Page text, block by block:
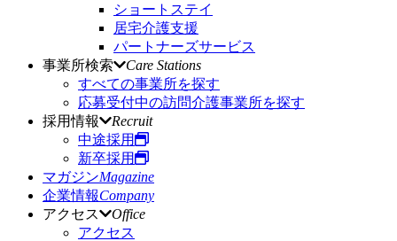
ショートステイ
居宅介護支援
パートナーズサービス
事業所検索
Care Stations
すべての事業所を探す
応募受付中の訪問介護事業所を探す
採用情報
Recruit
中途採用
新卒採用
マガジンMagazine
企業情報Company
アクセス
Office
アクセス